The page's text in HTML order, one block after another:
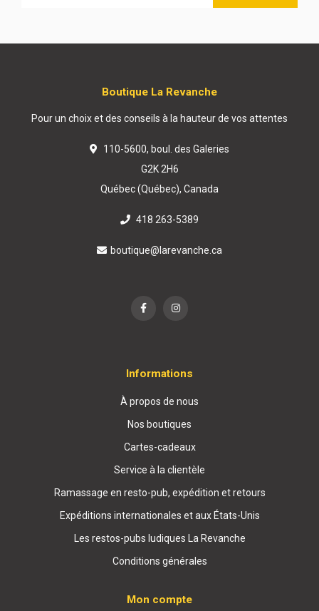
Boutique La Revanche
Pour un choix et des conseils à la hauteur de vos attentes
110-5600, boul. des Galeries
G2K 2H6
Québec (Québec), Canada
418 263-5389
boutique@larevanche.ca
Informations
À propos de nous
Nos boutiques
Cartes-cadeaux
Service à la clientèle
Ramassage en resto-pub, expédition et retours
Expéditions internationales et aux États-Unis
Les restos-pubs ludiques La Revanche
Conditions générales
Mon compte